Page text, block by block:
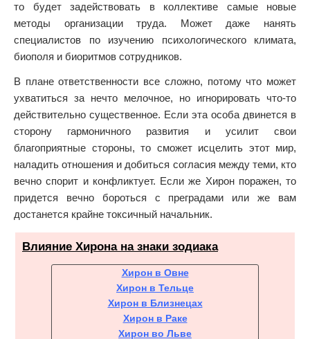
то будет задействовать в коллективе самые новые
методы организации труда. Может даже нанять
специалистов по изучению психологического климата,
биополя и биоритмов сотрудников.
В плане ответственности все сложно, потому что может
ухватиться за нечто мелочное, но игнорировать что-то
действительно существенное. Если эта особа двинется в
сторону гармоничного развития и усилит свои
благоприятные стороны, то сможет исцелить этот мир,
наладить отношения и добиться согласия между теми, кто
вечно спорит и конфликтует. Если же Хирон поражен, то
придется вечно бороться с преградами или же вам
достанется крайне токсичный начальник.
Влияние Хирона на знаки зодиака
Хирон в Овне
Хирон в Тельце
Хирон в Близнецах
Хирон в Раке
Хирон во Льве